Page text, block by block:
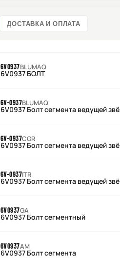
ДОСТАВКА И ОПЛАТА
6V0937BLUMAQ
6V0937 БОЛТ
6V-0937BLUMAQ
6V0937 Болт сегмента ведущей
6V-0937CGR
6V0937 Болт сегмента ведущей
6V-0937ITR
6V0937 Болт сегмента ведущей
6V0937GA
6V0937 Болт сегментный
6V0937AM
6V0937 Болт сегмента